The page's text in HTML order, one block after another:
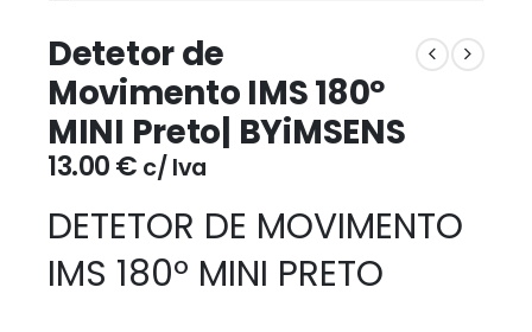
Detetor de
Movimento IMS 180º
MINI Preto| BYiMSENS
13.00€ c/ Iva
DETETOR DE MOVIMENTO
IMS 180º MINI PRETO